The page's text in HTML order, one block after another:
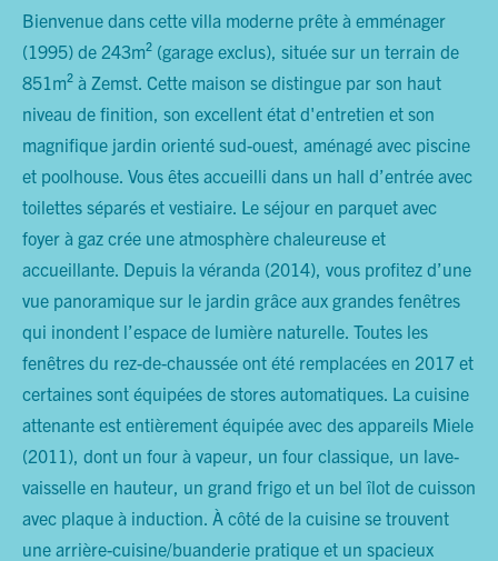
Bienvenue dans cette villa moderne prête à emménager
(1995) de 243m² (garage exclus), située sur un terrain de
851m² à Zemst. Cette maison se distingue par son haut
niveau de finition, son excellent état d'entretien et son
magnifique jardin orienté sud-ouest, aménagé avec piscine
et poolhouse. Vous êtes accueilli dans un hall d’entrée avec
toilettes séparés et vestiaire. Le séjour en parquet avec
foyer à gaz crée une atmosphère chaleureuse et
accueillante. Depuis la véranda (2014), vous profitez d’une
vue panoramique sur le jardin grâce aux grandes fenêtres
qui inondent l’espace de lumière naturelle. Toutes les
fenêtres du rez-de-chaussée ont été remplacées en 2017 et
certaines sont équipées de stores automatiques. La cuisine
attenante est entièrement équipée avec des appareils Miele
(2011), dont un four à vapeur, un four classique, un lave-
vaisselle en hauteur, un grand frigo et un bel îlot de cuisson
avec plaque à induction. À côté de la cuisine se trouvent
une arrière-cuisine/buanderie pratique et un spacieux